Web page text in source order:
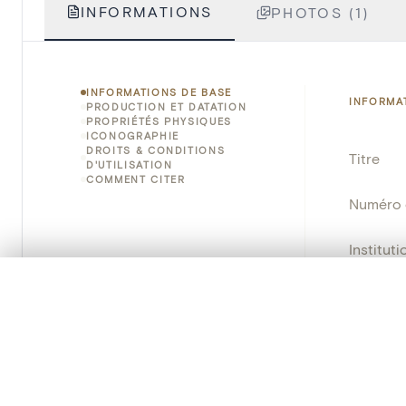
INFORMATIONS PHOTOS (1)
INFORMATIONS DE BASE
PRODUCTION ET DATATION
PROPRIÉTÉS PHYSIQUES
ICONOGRAPHIE
DROITS & CONDITIONS
D'UTILISATION
COMMENT CITER
Titre